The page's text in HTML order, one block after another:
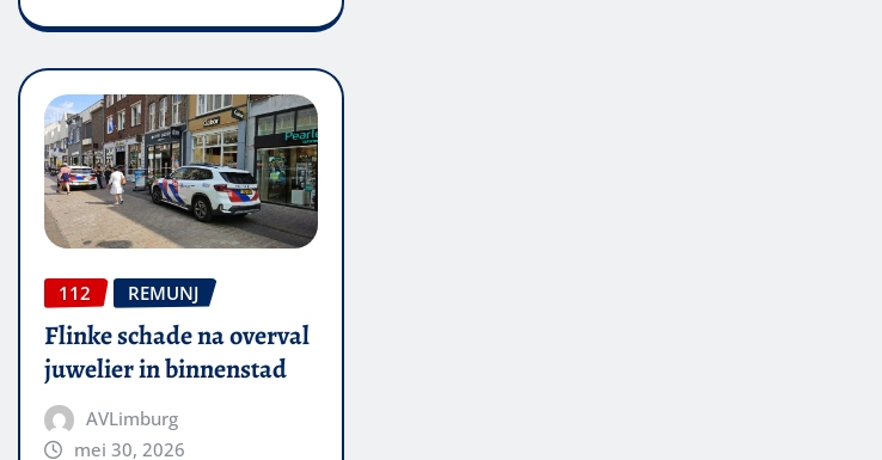
112 REMUNJ
Flinke schade na overval
juwelier in binnenstad
AVLimburg
mei 30, 2026